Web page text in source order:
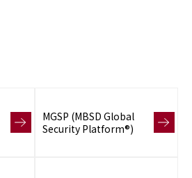
MGSP (MBSD Global
Security Platform®)